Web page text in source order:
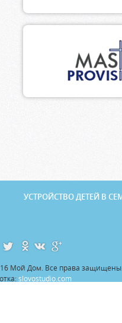
УСТРОЙСТВО ДЕТЕЙ В
Мой Дом. Все права защищены.
slovostudio.com